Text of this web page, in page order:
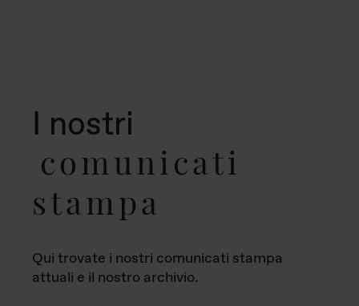
I nostri
comunicati
stampa
Qui trovate i nostri comunicati stampa
attuali e il nostro archivio.